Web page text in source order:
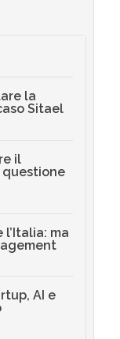
la
Sitael
il
questione
ma
AI e